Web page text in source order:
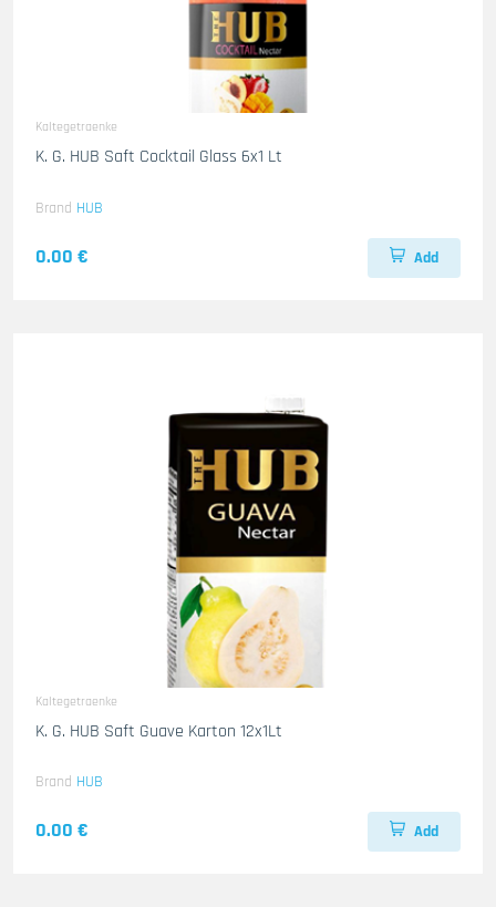
Kaltegetraenke
K. G. HUB Saft Cocktail Glass 6x1 Lt
Brand HUB
0.00 € Add
Kaltegetraenke
K. G. HUB Saft Guave Karton 12x1Lt
Brand HUB
0.00 € Add